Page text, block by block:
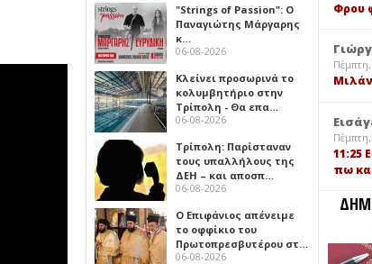
"Strings of Passion": Ο
Παναγιώτης Μάργαρης
κ…
06-08-2026
Κλείνει προσωρινά το
κολυμβητήριο στην
Τρίπολη - Θα επα…
06-08-2026
Τρίπολη: Παρίσταναν
τους υπαλλήλους της
ΔΕΗ – και αποσπ…
06-08-2026
Ο Επιφάνιος απένειμε
το οφφίκιο του
Πρωτοπρεσβυτέρου στ…
06-08-2026
Φρου
11:25
πω